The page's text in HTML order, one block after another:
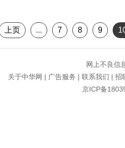
上页 ... 7 8 9
网上不良信
关于中华网 | 广告服务 | 联系我们 | 招
京ICP备